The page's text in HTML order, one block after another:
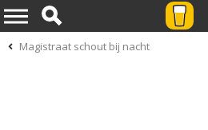
Magistraat schout bij nacht